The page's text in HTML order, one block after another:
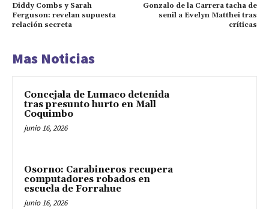
Diddy Combs y Sarah
Ferguson: revelan supuesta
relación secreta
Gonzalo de la Carrera tacha de
senil a Evelyn Matthei tras
críticas
Mas Noticias
Concejala de Lumaco detenida
tras presunto hurto en Mall
Coquimbo
junio 16, 2026
Osorno: Carabineros recupera
computadores robados en
escuela de Forrahue
junio 16, 2026